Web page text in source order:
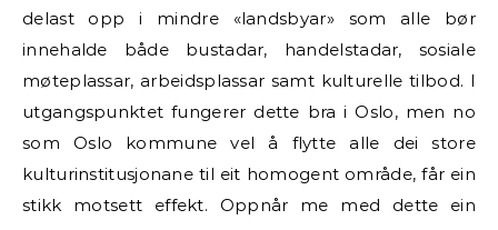
delast opp i mindre «landsbyar» som alle bør
innehalde både bustadar, handelstadar, sosiale
møteplassar, arbeidsplassar samt kulturelle tilbod. I
utgangspunktet fungerer dette bra i Oslo, men no
som Oslo kommune vel å flytte alle dei store
kulturinstitusjonane til eit homogent område, får ein
stikk motsett effekt. Oppnår me med dette ein